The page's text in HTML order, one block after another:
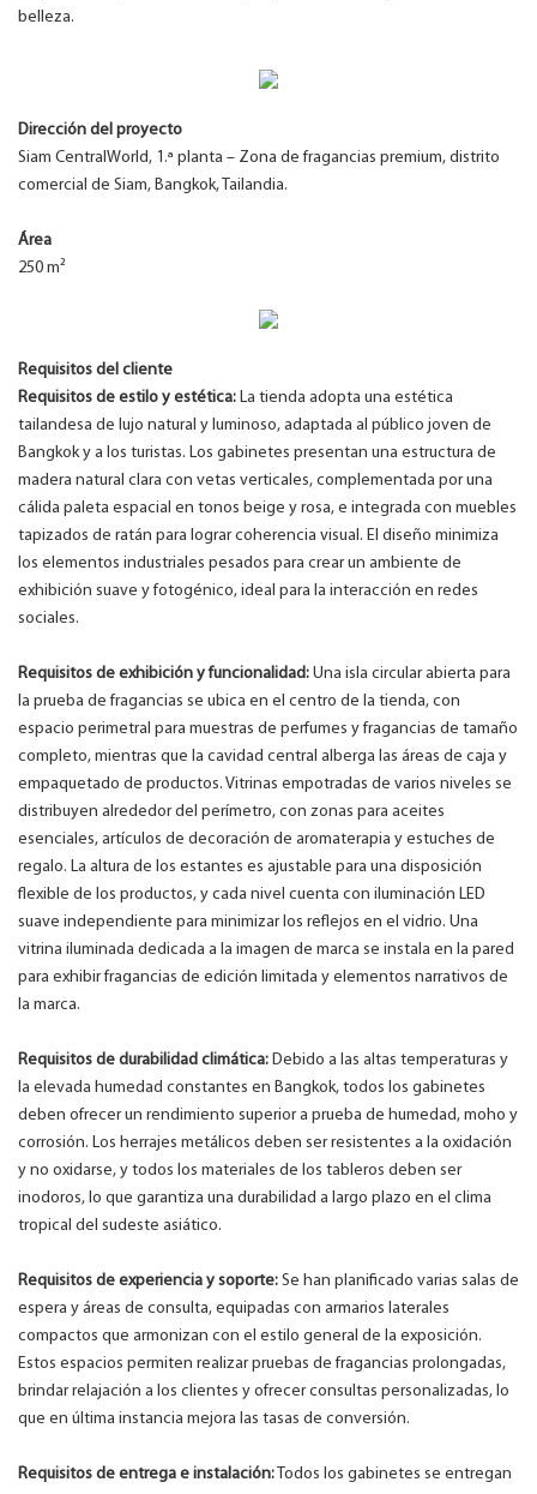
belleza.
Dirección del proyecto
Siam CentralWorld, 1.ª planta – Zona de fragancias premium, distrito
comercial de Siam, Bangkok, Tailandia.
Área
250 m²
Requisitos del cliente
Requisitos de estilo y estética: La tienda adopta una estética
tailandesa de lujo natural y luminoso, adaptada al público joven de
Bangkok y a los turistas. Los gabinetes presentan una estructura de
madera natural clara con vetas verticales, complementada por una
cálida paleta espacial en tonos beige y rosa, e integrada con muebles
tapizados de ratán para lograr coherencia visual. El diseño minimiza
los elementos industriales pesados ​​para crear un ambiente de
exhibición suave y fotogénico, ideal para la interacción en redes
sociales.
Requisitos de exhibición y funcionalidad: Una isla circular abierta para
la prueba de fragancias se ubica en el centro de la tienda, con
espacio perimetral para muestras de perfumes y fragancias de tamaño
completo, mientras que la cavidad central alberga las áreas de caja y
empaquetado de productos. Vitrinas empotradas de varios niveles se
distribuyen alrededor del perímetro, con zonas para aceites
esenciales, artículos de decoración de aromaterapia y estuches de
regalo. La altura de los estantes es ajustable para una disposición
flexible de los productos, y cada nivel cuenta con iluminación LED
suave independiente para minimizar los reflejos en el vidrio. Una
vitrina iluminada dedicada a la imagen de marca se instala en la pared
para exhibir fragancias de edición limitada y elementos narrativos de
la marca.
Requisitos de durabilidad climática: Debido a las altas temperaturas y
la elevada humedad constantes en Bangkok, todos los gabinetes
deben ofrecer un rendimiento superior a prueba de humedad, moho y
corrosión. Los herrajes metálicos deben ser resistentes a la oxidación
y no oxidarse, y todos los materiales de los tableros deben ser
inodoros, lo que garantiza una durabilidad a largo plazo en el clima
tropical del sudeste asiático.
Requisitos de experiencia y soporte: Se han planificado varias salas de
espera y áreas de consulta, equipadas con armarios laterales
compactos que armonizan con el estilo general de la exposición.
Estos espacios permiten realizar pruebas de fragancias prolongadas,
brindar relajación a los clientes y ofrecer consultas personalizadas, lo
que en última instancia mejora las tasas de conversión.
Requisitos de entrega e instalación: Todos los gabinetes se entregan